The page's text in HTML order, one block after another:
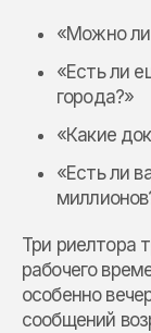
«Можно ли
«Есть ли
города?»
«Какие
«Есть ли
Три риелтора
рабочего
особенно
сообщений